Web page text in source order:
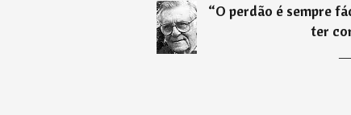
“O perdão é sempre
ter